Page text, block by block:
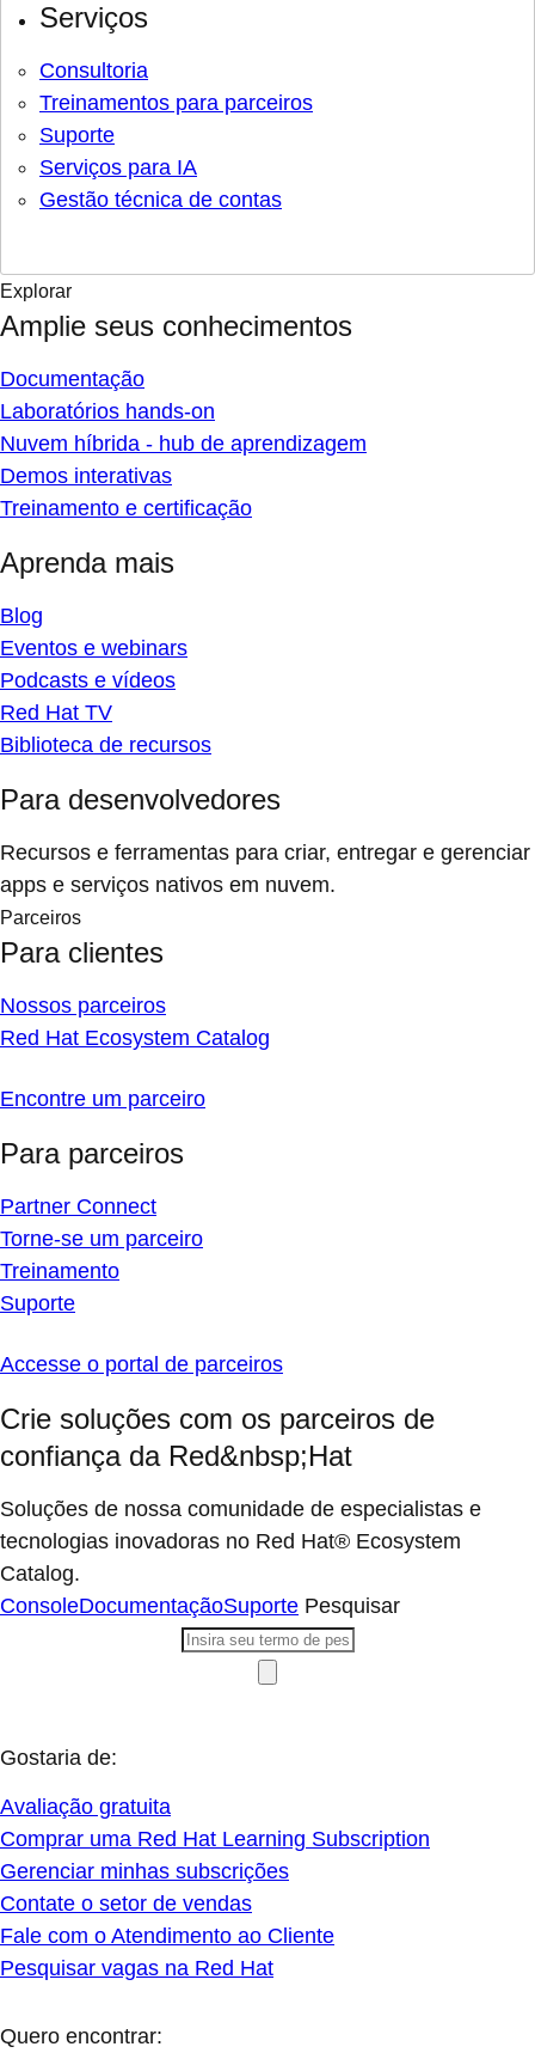
Serviços
Consultoria
Treinamentos para parceiros
Suporte
Serviços para IA
Gestão técnica de contas
Explorar
Amplie seus conhecimentos
Documentação
Laboratórios hands-on
Nuvem híbrida - hub de aprendizagem
Demos interativas
Treinamento e certificação
Aprenda mais
Blog
Eventos e webinars
Podcasts e vídeos
Red Hat TV
Biblioteca de recursos
Para desenvolvedores
Recursos e ferramentas para criar, entregar e gerenciar
apps e serviços nativos em nuvem.
Parceiros
Para clientes
Nossos parceiros
Red Hat Ecosystem Catalog
Encontre um parceiro
Para parceiros
Partner Connect
Torne-se um parceiro
Treinamento
Suporte
Accesse o portal de parceiros
Crie soluções com os parceiros de
confiança da Red&nbsp;Hat
Soluções de nossa comunidade de especialistas e
tecnologias inovadoras no Red Hat® Ecosystem
Catalog.
ConsoleDocumentaçãoSuporte Pesquisar
Gostaria de:
Avaliação gratuita
Comprar uma Red Hat Learning Subscription
Gerenciar minhas subscrições
Contate o setor de vendas
Fale com o Atendimento ao Cliente
Pesquisar vagas na Red Hat
Quero encontrar: